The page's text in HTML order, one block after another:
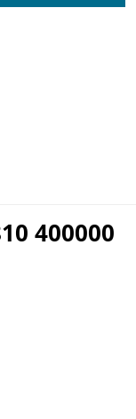
400000